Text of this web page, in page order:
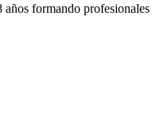
años formando profesionales